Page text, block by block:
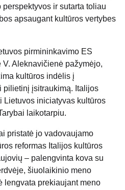
ir sutarta toliau
apsaugant kultūros vertybes
pirmininkavimo ES
Aleknavičienė pažymėjo,
kultūros indėlis į
pilietinį įsitraukimą. Italijos
Lietuvos iniciatyvas kultūros
laikotarpiu.
pristatė jo vadovaujamo
reformas Italijos kultūros
– palengvinta kova su
šiuolaikinio meno
lengvata prekiaujant meno